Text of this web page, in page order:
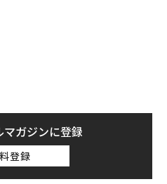
ガジンに登録
登録